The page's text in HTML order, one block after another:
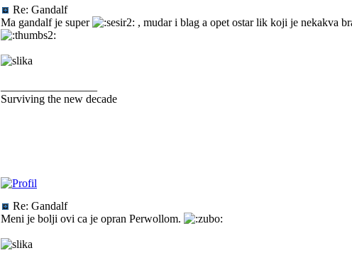
Re: Gandalf
Ma gandalf je super
, mudar i blag a opet ostar lik koji je nekakva
Surviving the new decade
Re: Gandalf
Meni je bolji ovi ca je opran Perwollom.